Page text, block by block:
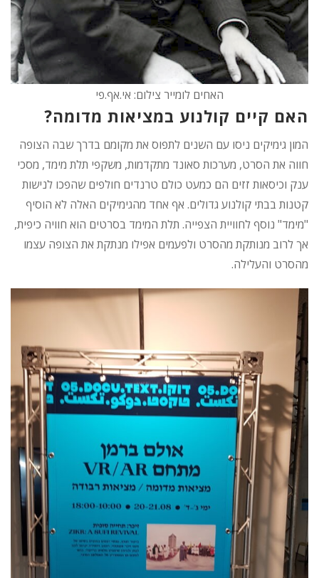
האחים לומייר צילום: אי.אף.פי
האם קיים קולנוע במציאות מדומה?
המון גימיקים ניסו עם השנים לתפוס את מקומם בדרך שבה הצופה
חווה את הסרט, מערכות סאונד מתקדמות, משקפי תלת מימד, מסכי
ענק וכיסאות זזים הם כמעט כולם טרנדים חולפים שהפכו לנישות
קטנות בבתי קולנוע גדולים. אף אחד מהגימיקים האלה לא הוסיף
"מימד" נוסף לחוויית הצפייה. תלת המימד בסרטים הוא חוויה כיפית,
אך לרוב מנותקת מהסרט ולפעמים אפילו מנתקת את הצופה עצמו
מהסרט והעלילה.